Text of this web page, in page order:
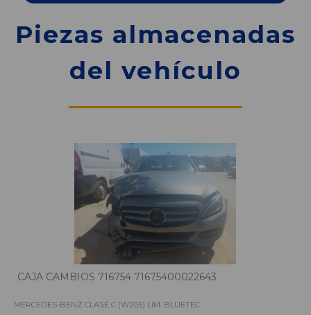
Piezas almacenadas
del vehículo
CAJA CAMBIOS 716754 71675400022643
MERCEDES-BENZ CLASE C (W205) LIM. BLUETEC